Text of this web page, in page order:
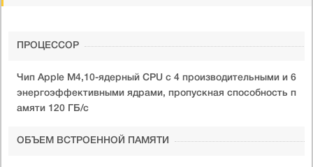
ПРОЦЕССОР
Чип Apple M4,10-ядерный CPU с 4 производительными и 6
энергоэффективными ядрами, пропускная способность п
амяти 120 ГБ/с
ОБЪЕМ ВСТРОЕННОЙ ПАМЯТИ